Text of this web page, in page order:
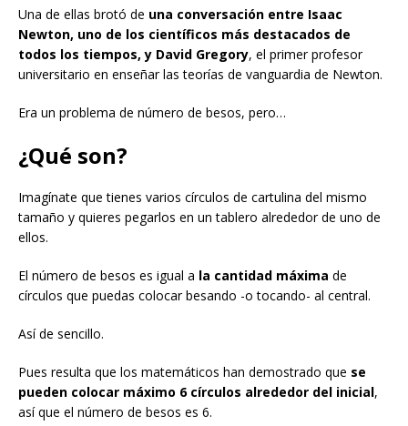
Una de ellas brotó de una conversación entre Isaac
Newton, uno de los científicos más destacados de
todos los tiempos, y David Gregory, el primer profesor
universitario en enseñar las teorías de vanguardia de Newton.
Era un problema de número de besos, pero…
¿Qué son?
Imagínate que tienes varios círculos de cartulina del mismo
tamaño y quieres pegarlos en un tablero alrededor de uno de
ellos.
El número de besos es igual a la cantidad máxima de
círculos que puedas colocar besando -o tocando- al central.
Así de sencillo.
Pues resulta que los matemáticos han demostrado que se
pueden colocar máximo 6 círculos alrededor del inicial,
así que el número de besos es 6.